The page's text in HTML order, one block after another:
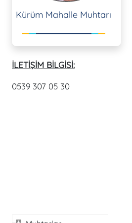
Kürüm Mahalle Muhtarı
İLETİŞİM BİLGİSİ:
0539 307 05 30